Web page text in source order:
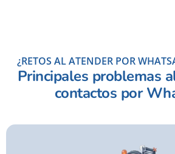
¿RETOS AL ATENDER POR
Principales problemas
contactos por